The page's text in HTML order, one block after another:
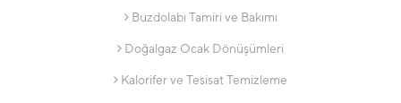
Buzdolabı Tamiri ve Bakımı
Doğalgaz Ocak Dönüşümleri
Kalorifer ve Tesisat Temizleme